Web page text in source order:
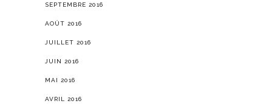
SEPTEMBRE 2016
AOÛT 2016
JUILLET 2016
JUIN 2016
MAI 2016
AVRIL 2016